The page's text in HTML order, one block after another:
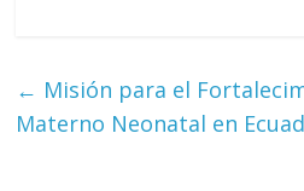
Nueva
Aurora
← Misión para el
Materno Neonatal en